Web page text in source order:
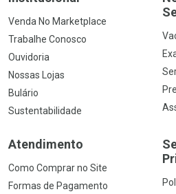
Venda No Marketplace
Trabalhe Conosco
Ouvidoria
Nossas Lojas
Bulário
Sustentabilidade
Atendimento
Como Comprar no Site
Formas de Pagamento